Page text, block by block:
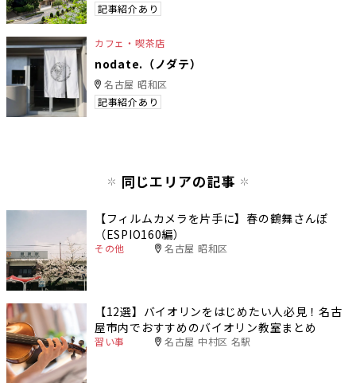
記事紹介あり
カフェ・喫茶店
nodate.（ノダテ）
名古屋 昭和区
記事紹介あり
同じエリアの記事
【フィルムカメラを片手に】春の鶴舞さんぽ
（ESPIO160編）
その他 名古屋 昭和区
【12選】バイオリンをはじめたい人必見！名古
屋市内でおすすめのバイオリン教室まとめ
習い事 名古屋 中村区 名駅